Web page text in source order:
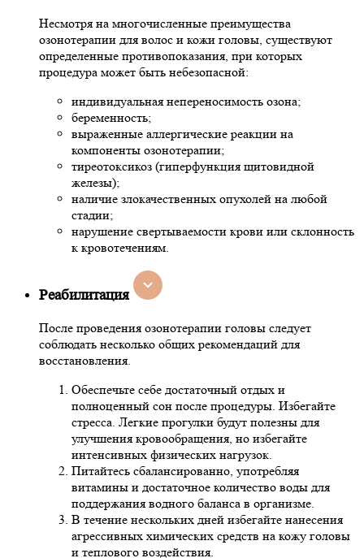
Несмотря на многочисленные преимущества
озонотерапии для волос и кожи головы, существуют
определенные противопоказания, при которых
процедура может быть небезопасной:
индивидуальная непереносимость озона;
беременность;
выраженные аллергические реакции на
компоненты озонотерапии;
тиреотоксикоз (гиперфункция щитовидной
железы);
наличие злокачественных опухолей на любой
стадии;
нарушение свертываемости крови или склонность
к кровотечениям.
Реабилитация
После проведения озонотерапии головы следует
соблюдать несколько общих рекомендаций для
восстановления.
Обеспечьте себе достаточный отдых и
полноценный сон после процедуры. Избегайте
стресса. Легкие прогулки будут полезны для
улучшения кровообращения, но избегайте
интенсивных физических нагрузок.
Питайтесь сбалансированно, употребляя
витамины и достаточное количество воды для
поддержания водного баланса в организме.
В течение нескольких дней избегайте нанесения
агрессивных химических средств на кожу головы
и теплового воздействия.